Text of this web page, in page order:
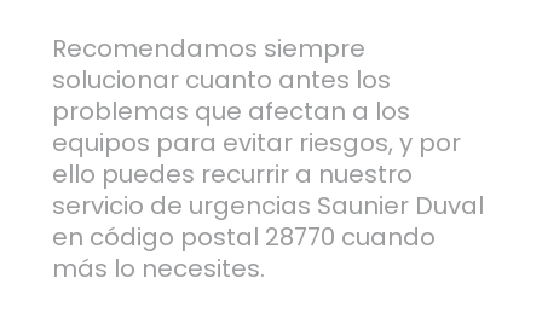
Recomendamos siempre
solucionar cuanto antes los
problemas que afectan a los
equipos para evitar riesgos, y por
ello puedes recurrir a nuestro
servicio de urgencias Saunier Duval
en código postal 28770 cuando
más lo necesites.